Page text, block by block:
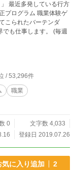
最近多発している行方
プログラム 職業体験ゲ
こられたバーテンダ
事します。 (毎週
/ 53,296件
職業
0
文字数 4,033
登録日 2019.07.26
気に入り追加 2